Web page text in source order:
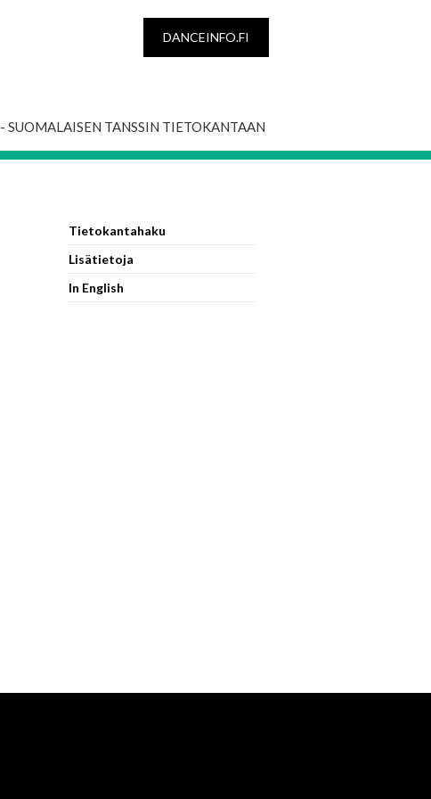
DANCEINFO.FI
- SUOMALAISEN TANSSIN TIETOKANTAAN
Tietokantahaku
Lisätietoja
In English